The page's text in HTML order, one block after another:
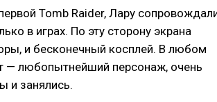
Tomb Raider, Лару
в играх. По эту сторону экрана
и бесконечный косплей. В любом
— любопытнейший персонаж, очень
и занялись.